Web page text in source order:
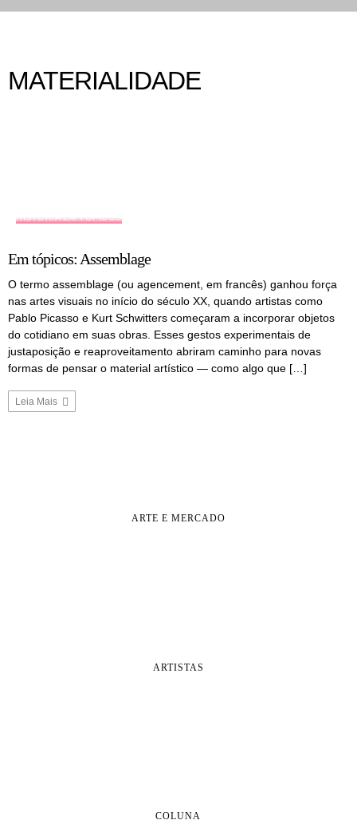
MATERIALIDADE
HISTÓRIA EM TÓPICOS
Em tópicos: Assemblage
O termo assemblage (ou agencement, em francês) ganhou força
nas artes visuais no início do século XX, quando artistas como
Pablo Picasso e Kurt Schwitters começaram a incorporar objetos
do cotidiano em suas obras. Esses gestos experimentais de
justaposição e reaproveitamento abriram caminho para novas
formas de pensar o material artístico — como algo que […]
Leia Mais
ARTE E MERCADO
ARTISTAS
COLUNA